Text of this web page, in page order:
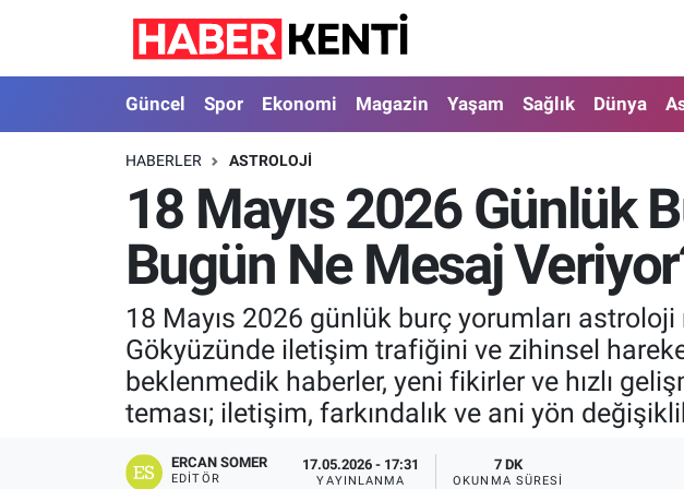
Güncel Spor Ekonomi Magazin Yaşam Sağlık Dünya
HABERLER ASTROLOJI
18 Mayıs 2026 Günlük
Bugün Ne Mesaj
18 Mayıs 2026 günlük burç yorumları
Gökyüzünde iletişim trafiğini ve zihinsel
beklenmedik haberler, yeni fikirler ve hızlı
teması; iletişim, farkındalık ve ani yön
ERCAN SOMER
EDITÖR
17.05.2026 - 17:31
YAYINLANMA
7 DK
OKUNMA SÜRESI
Güncel
Spor
Ekonomi
Magazin
Astroloji
Nöbetçi Eczaneler
Hava Durumu
İstanbul Namaz Vakitleri
Trafik Durumu
Süper Lig Puan Durumu ve Fikstür
Tüm Manşetler
Son Dakika Haberleri
Haber Arşivi